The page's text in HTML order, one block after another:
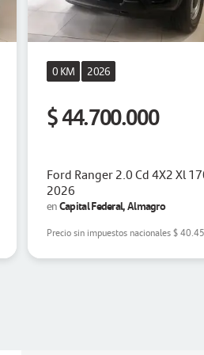
0 KM 2026
$ 44.700.000
Ford Ranger 2.0 Cd 4X2 Xl
2026
enCapital Federal, Almagro
Precio sin impuestos nacionales$